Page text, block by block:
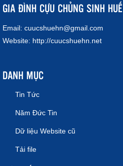
GIA ĐÌNH CỰU CHỦNG SINH HUẾ
Email: cuucshuehn@gmail.com
Website: http://cuucshuehn.net
DANH MỤC
Tin Tức
Năm Đức Tin
Dữ liệu Website cũ
Tải file